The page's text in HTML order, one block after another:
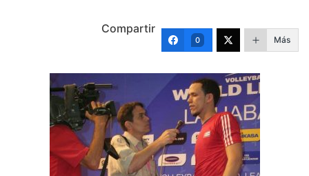
Compartir
0 Más